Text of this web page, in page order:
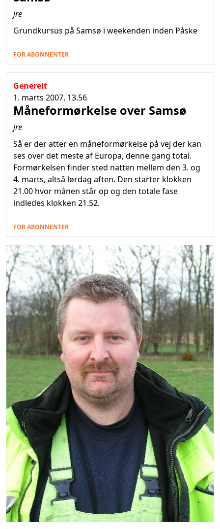
jre
Grundkursus på Samsø i weekenden inden Påske
FOR ABONNENTER
Generelt
1. marts 2007, 13.56
Måneformørkelse over Samsø
jre
Så er der atter en måneformørkelse på vej der kan
ses over det meste af Europa, denne gang total.
Formørkelsen finder sted natten mellem den 3. og
4. marts, altså lørdag aften. Den starter klokken
21.00 hvor månen står op og den totale fase
indledes klokken 21.52.
FOR ABONNENTER